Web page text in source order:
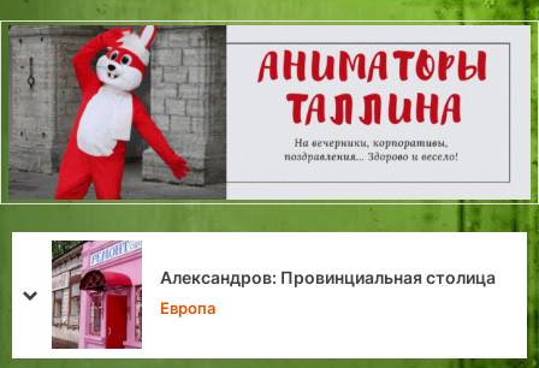
Забытый праздник.
Хроники Таллина
prev
next